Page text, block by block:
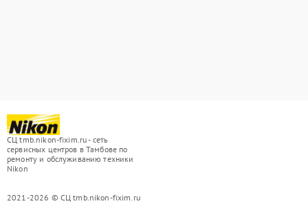
СЦ tmb.nikon-fixim.ru - сеть
сервисных центров в Тамбове по
ремонту и обслуживанию техники
Nikon
2021-2026 © СЦ tmb.nikon-fixim.ru